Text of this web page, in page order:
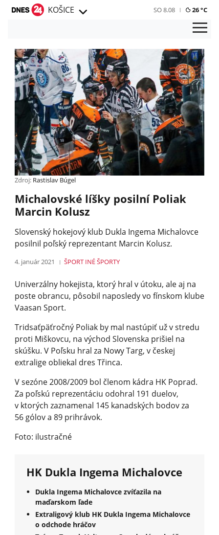
KOŠICE SO 8.08 26 °C
Zdroj: Rastislav Búgel
Michalovské líšky posilní Poliak
Marcin Kolusz
Slovenský hokejový klub Dukla Ingema Michalovce
posilnil poľský reprezentant Marcin Kolusz.
4. január 2021 ŠPORT INÉ ŠPORTY
Univerzálny hokejista, ktorý hral v útoku, ale aj na
poste obrancu, pôsobil naposledy vo fínskom klube
Vaasan Sport.
Tridsaťpäťročný Poliak by mal nastúpiť už v stredu
proti Miškovcu, na východ Slovenska prišiel na
skúšku. V Poľsku hral za Nowy Targ, v českej
extralige obliekal dres Třinca.
V sezóne 2008/2009 bol členom kádra HK Poprad.
Za poľskú reprezentáciu odohral 191 duelov,
v ktorých zaznamenal 145 kanadských bodov za
56 gólov a 89 prihrávok.
Foto: ilustračné
HK Dukla Ingema Michalovce
Dukla Ingema Michalovce zvíťazila na
maďarskom ľade
Extraligový klub HK Dukla Ingema Michalovce
o odchode hráčov